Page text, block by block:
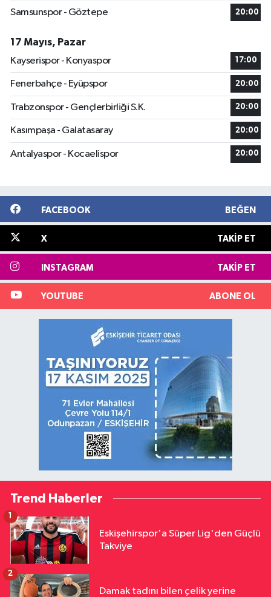
Samsunspor - Göztepe 20:00
17 Mayıs, Pazar
Kayserispor - Konyaspor
17:00
Fenerbahçe - Eyüpspor 20:00
Trabzonspor - Gençlerbirliği S.K. 20:00
Kasımpaşa - Galatasaray 20:00
Antalyaspor - Kocaelispor 20:00
FACEBOOK BEĞEN
X TAKIP ET
INSTAGRAM TAKIP ET
YOUTUBE ABONE OL
Trend Haberler
Eskişehirspor'a Süper Lig'den Güçlü
Takviye
1
Damak tadını bilen çelik yerine
2